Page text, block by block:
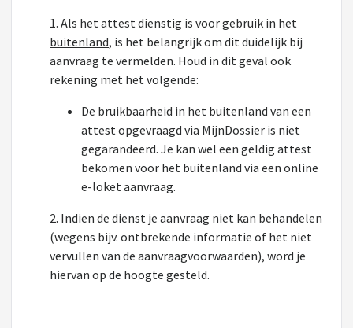
1. Als het attest dienstig is voor gebruik in het
buitenland, is het belangrijk om dit duidelijk bij
aanvraag te vermelden. Houd in dit geval ook
rekening met het volgende:
De bruikbaarheid in het buitenland van een
attest opgevraagd via MijnDossier is niet
gegarandeerd. Je kan wel een geldig attest
bekomen voor het buitenland via een online
e-loket aanvraag.
2. Indien de dienst je aanvraag niet kan behandelen
(wegens bijv. ontbrekende informatie of het niet
vervullen van de aanvraagvoorwaarden), word je
hiervan op de hoogte gesteld.